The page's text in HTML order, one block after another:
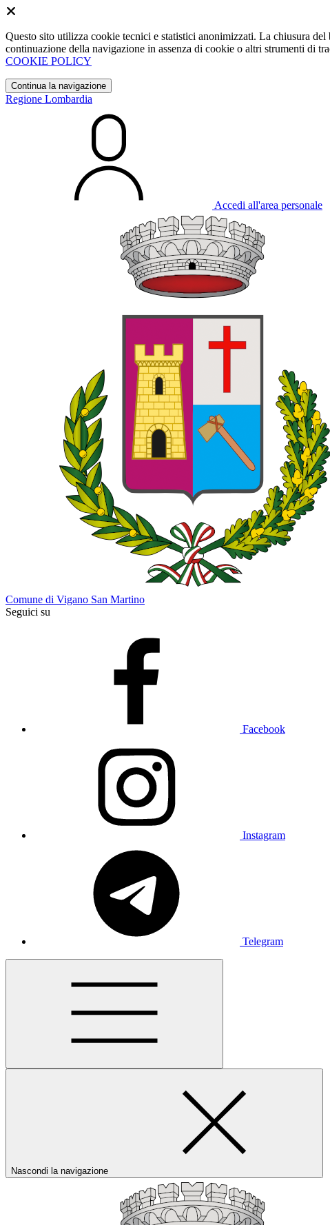
Questo sito utilizza cookie tecnici e statistici anonimizzati. La chiusura
continuazione della navigazione in assenza di cookie o altri strumenti di
COOKIE POLICY
Continua la navigazione
Regione Lombardia
Accedi all'area personale
Comune di Vigano San Martino
Seguici su
Facebook
Instagram
Telegram
Nascondi la navigazione